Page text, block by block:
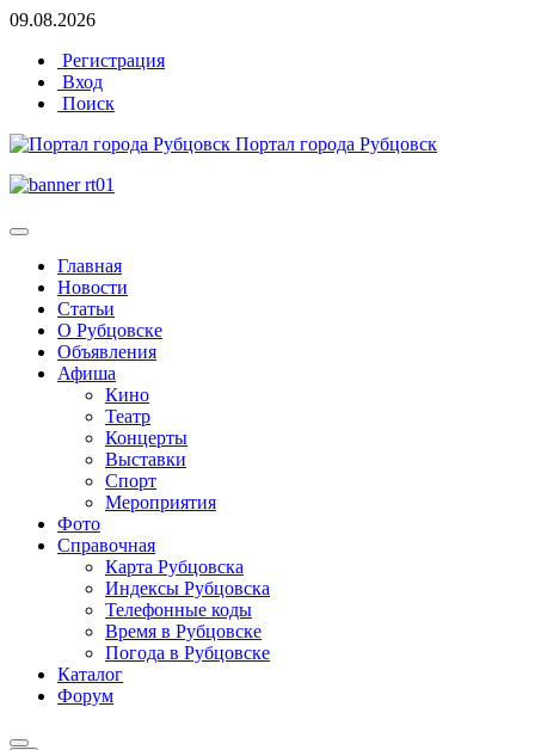
09.08.2026
Регистрация
Вход
Поиск
Портал города Рубцовск
Главная
Новости
Статьи
О Рубцовске
Объявления
Афиша
Кино
Театр
Концерты
Выставки
Спорт
Мероприятия
Фото
Справочная
Карта Рубцовска
Индексы Рубцовска
Телефонные коды
Время в Рубцовске
Погода в Рубцовске
Каталог
Форум